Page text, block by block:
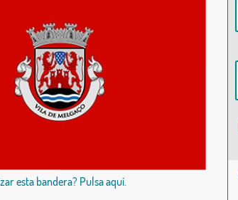
esta bandera? Pulsa aquí.